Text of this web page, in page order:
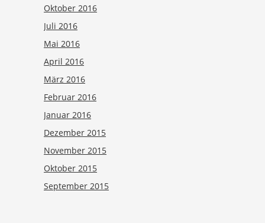
Oktober 2016
Juli 2016
Mai 2016
April 2016
März 2016
Februar 2016
Januar 2016
Dezember 2015
November 2015
Oktober 2015
September 2015